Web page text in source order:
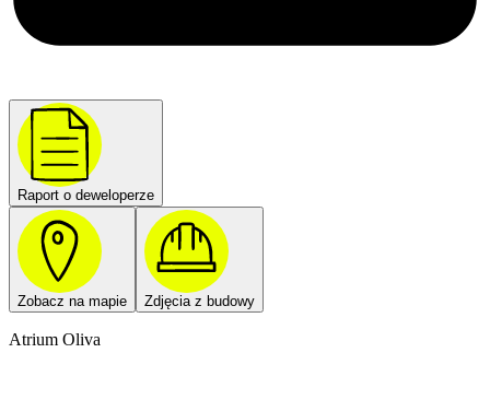
Raport o deweloperze
Zobacz na mapie Zdjęcia z budowy
Atrium Oliva